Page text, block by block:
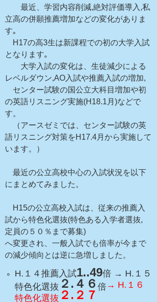
最近、学習内容削減,絶対評価導入,私
立高の併願推薦増加などの変化がありま
す｡
H17の高3生は新課程での初の大学入試
となります｡
大学入試の変化は、生徒減少による
レベルダウン,AO入試や推薦入試の増加,
センター試験の国公立大科目増加や初
の英語リスニング実施(H18.1月)などで
す。
（アースゼミでは、センター試験の英
語リスニング対策をH17.4月から実施して
います。）
最近の公立高校中心の入試状況を以下
にまとめてみました。
H15の公立高校入試は、従来の推薦入
試から特色化選抜(特色ある入学者選抜,
定員の５０％まで募集)
へ変更され、一般入試でも倍率が今まで
の減少傾向とは逆に急増しました。
H.１４推薦入試1..49倍 → H.１５
特色化選抜 ２.４６ 倍 → H.１６
特色化選抜 ２.２７